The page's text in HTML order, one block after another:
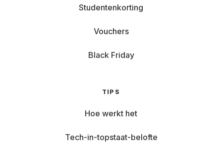
Studentenkorting
Vouchers
Black Friday
TIPS
Hoe werkt het
Tech-in-topstaat-belofte